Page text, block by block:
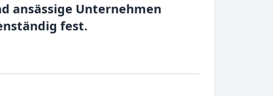
ansässige Unternehmen
fest.